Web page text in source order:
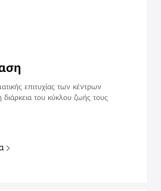
επιτυχίας των κέντρων
του κύκλου ζωής τους